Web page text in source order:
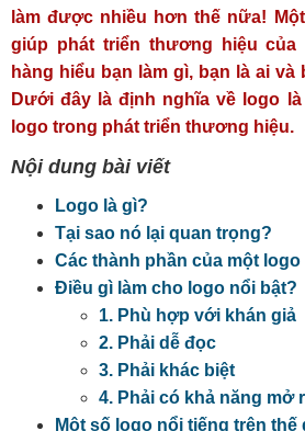
làm được nhiều hơn thế nữa!
giúp phát triển thương hiệu của
hàng hiểu bạn làm gì, bạn là ai
Dưới đây là định nghĩa về logo
logo trong phát triển thương hiệu.
Nội dung bài viết
Logo là gì?
Tại sao nó lại quan trọng?
Các thành phần của một logo
Điều gì làm cho logo nổi bật?
1. Phù hợp với khán giả
2. Phải dễ đọc
3. Phải khác biệt
4. Phải có khả năng mở
Một số logo nổi tiếng trên thế